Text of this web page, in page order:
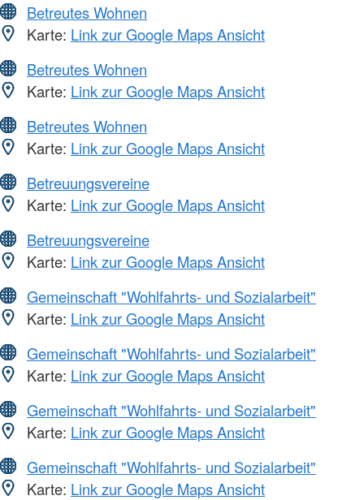
Betreutes Wohnen
Karte: Link zur Google Maps Ansicht
Betreutes Wohnen
Karte: Link zur Google Maps Ansicht
Betreutes Wohnen
Karte: Link zur Google Maps Ansicht
Betreuungsvereine
Karte: Link zur Google Maps Ansicht
Betreuungsvereine
Karte: Link zur Google Maps Ansicht
Gemeinschaft "Wohlfahrts- und Sozialarbeit"
Karte: Link zur Google Maps Ansicht
Gemeinschaft "Wohlfahrts- und Sozialarbeit"
Karte: Link zur Google Maps Ansicht
Gemeinschaft "Wohlfahrts- und Sozialarbeit"
Karte: Link zur Google Maps Ansicht
Gemeinschaft "Wohlfahrts- und Sozialarbeit"
Karte: Link zur Google Maps Ansicht